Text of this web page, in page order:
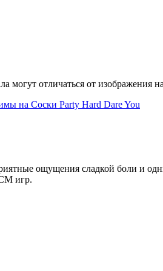
могут отличаться от изображения
ощущения сладкой боли и
игр.